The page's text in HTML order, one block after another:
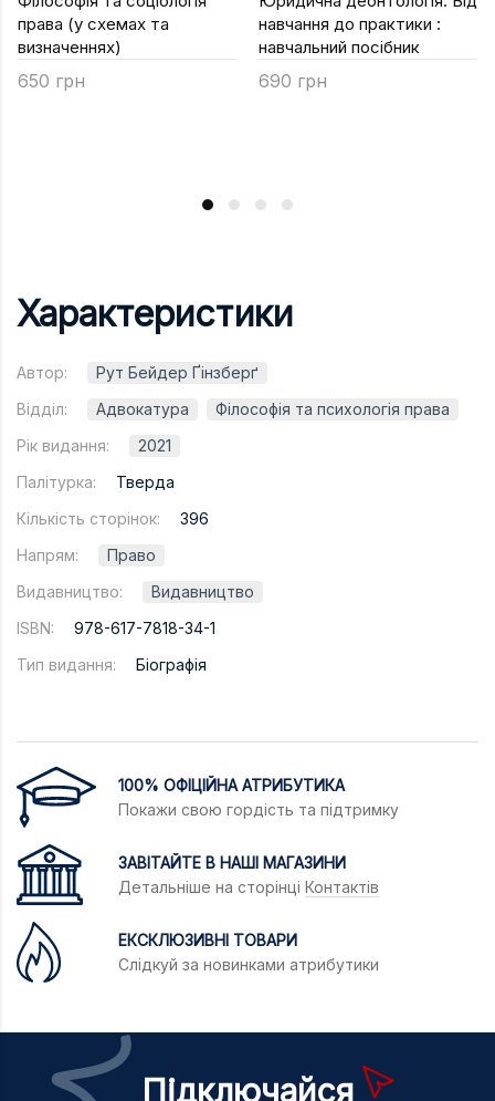
ВСЕ ПРО ТОВАР
права (у схемах та
визначеннях)
650 грн
навчання до практики :
навчальний посібник
690 грн
Характеристики
Автор:
Рут Бейдер Ґінзберґ
Відділ:
Адвокатура
Філософія та психологія права
Рік видання:
2021
Палітурка:
Тверда
Кількість сторінок:
396
Напрям:
Право
Видавництво:
Видавництво
ISBN:
978-617-7818-34-1
Тип видання:
Біографія
100% ОФІЦІЙНА АТРИБУТИКА
Покажи свою гордість та підтримку
ЗАВІТАЙТЕ В НАШІ МАГАЗИНИ
Детальніше на сторінці Контактів
ЕКСКЛЮЗИВНІ ТОВАРИ
Слідкуй за новинками атрибутики
Підключайся